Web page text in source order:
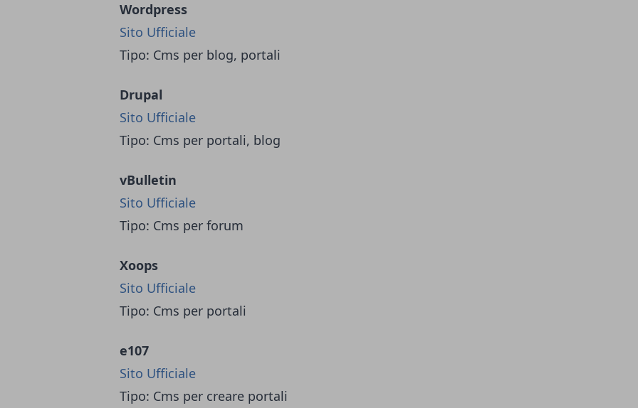
Wordpress
Sito Ufficiale
Tipo: Cms per blog, portali
Drupal
Sito Ufficiale
Tipo: Cms per portali, blog
vBulletin
Sito Ufficiale
Tipo: Cms per forum
Xoops
Sito Ufficiale
Tipo: Cms per portali
e107
Sito Ufficiale
Tipo: Cms per creare portali